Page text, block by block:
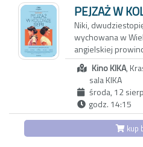
pogórza.
pamięci, przyjaźni i
bohaterek, które
skłania do
spojrzenia na
uczęszczanej
PEJZAŻ W
Niki,
wychowana w
angielskiej
Pretekstem jest
ale za pozornie
się potrzeba
pozostawały
niewiele o
powojennym
wyjechała do
Kino KIKA,
sala KIKA
środa, 12
godz. 14:15
kup